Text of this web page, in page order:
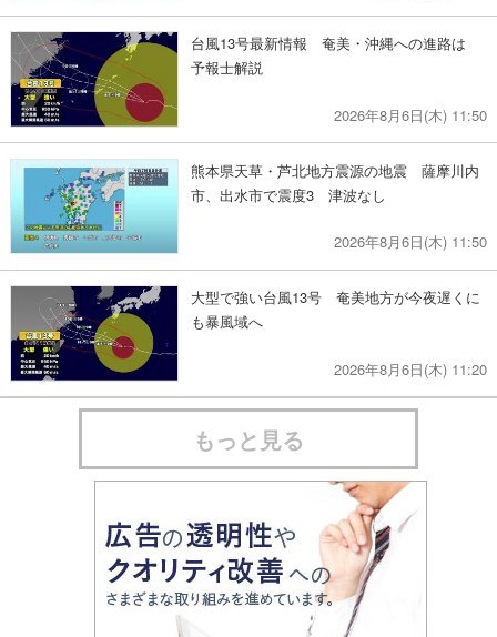
台風13号最新情報 奄美・沖縄への進路は
予報士解説
2026年8月6日(木) 11:50
熊本県天草・芦北地方震源の地震 薩摩川内
市、出水市で震度3 津波なし
2026年8月6日(木) 11:50
大型で強い台風13号 奄美地方が今夜遅くに
も暴風域へ
2026年8月6日(木) 11:20
もっと見る